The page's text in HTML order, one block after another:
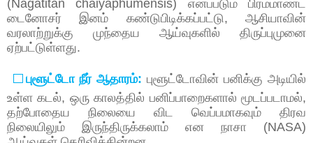
(Nagatitan chaiyaphumensis) எனப்படும்
பிரம்மாண்ட
டைனோசர்
இனம் கண்டுபிடிக்கப்பட்டு,ஆசியாவின்
வரலாற்றுக்கு
முந்தைய ஆய்வுகளில்
திருப்புமுனை
ஏற்பட்டுள்ளது.
⬜ புளூட்டோ நீர் ஆதாரம்: புளூட்டோவின் பனிக்கு அடியில்
உள்ள கடல், ஒரு காலத்தில் பனிப்பாறைகளால் மூடப்படாமல்,
தற்போதைய
நிலையை விட வெப்பமாகவும்
திரவ
நிலையிலும்
இருந்திருக்கலாம் என நாசா (NASA)